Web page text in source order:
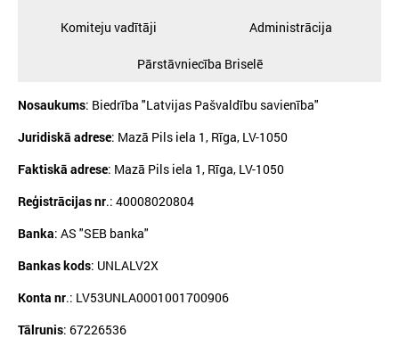
Komiteju vadītāji Administrācija
Pārstāvniecība Briselē
Nosaukums: Biedrība "Latvijas Pašvaldību savienība"
Juridiskā adrese: Mazā Pils iela 1, Rīga, LV-1050
Faktiskā adrese: Mazā Pils iela 1, Rīga, LV-1050
Reģistrācijas nr.: 40008020804
Banka: AS "SEB banka"
Bankas kods: UNLALV2X
Konta nr.: LV53UNLA0001001700906
Tālrunis: 67226536